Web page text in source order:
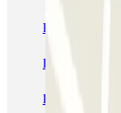
Parking
Parking
Parking